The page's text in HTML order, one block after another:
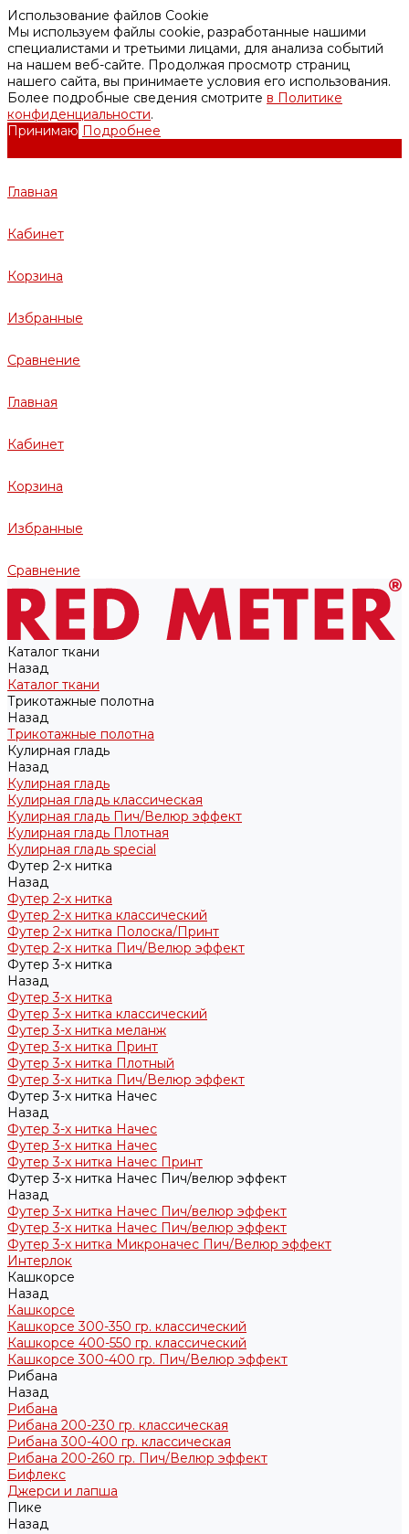
Использование файлов Cookie
Мы используем файлы cookie, разработанные нашими
специалистами и третьими лицами, для анализа событий
на нашем веб-сайте. Продолжая просмотр страниц
нашего сайта, вы принимаете условия его использования.
Более подробные сведения смотрите в Политике
конфиденциальности.
Принимаю Подробнее
Главная
Кабинет
Корзина
Избранные
Сравнение
Главная
Кабинет
Корзина
Избранные
Сравнение
Каталог ткани
Назад
Каталог ткани
Трикотажные полотна
Назад
Трикотажные полотна
Кулирная гладь
Назад
Кулирная гладь
Кулирная гладь классическая
Кулирная гладь Пич/Велюр эффект
Кулирная гладь Плотная
Кулирная гладь special
Футер 2-х нитка
Назад
Футер 2-х нитка
Футер 2-х нитка классический
Футер 2-х нитка Полоска/Принт
Футер 2-х нитка Пич/Велюр эффект
Футер 3-х нитка
Назад
Футер 3-х нитка
Футер 3-х нитка классический
Футер 3-х нитка меланж
Футер 3-х нитка Принт
Футер 3-х нитка Плотный
Футер 3-х нитка Пич/Велюр эффект
Футер 3-х нитка Начес
Назад
Футер 3-х нитка Начес
Футер 3-х нитка Начес
Футер 3-х нитка Начес Принт
Футер 3-х нитка Начес Пич/велюр эффект
Назад
Футер 3-х нитка Начес Пич/велюр эффект
Футер 3-х нитка Начес Пич/велюр эффект
Футер 3-х нитка Микроначес Пич/Велюр эффект
Интерлок
Кашкорсе
Назад
Кашкорсе
Кашкорсе 300-350 гр. классический
Кашкорсе 400-550 гр. классический
Кашкорсе 300-400 гр. Пич/Велюр эффект
Рибана
Назад
Рибана
Рибана 200-230 гр. классическая
Рибана 300-400 гр. классическая
Рибана 200-260 гр. Пич/Велюр эффект
Бифлекс
Джерси и лапша
Пике
Назад